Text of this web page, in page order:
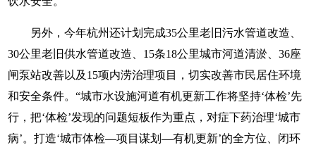
另外，今年杭州还计划完成35公里老旧污水管道改造、
30公里老旧供水管道改造、15条18公里城市河道清淤、36座
闸泵站改善以及15项内涝治理项目，切实改善市民居住环境
和安全条件。“城市水设施河道有机更新工作将坚持‘体检’先
行，把‘体检’发现的问题短板作为重点，对症下药治理‘城市
病’。打造‘城市体检—项目谋划—有机更新’的全方位、闭环